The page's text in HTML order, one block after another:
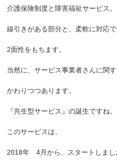
介護保険制度と障害福祉サービス。
線引きがある部分と、柔軟に対応
2面性をもちます。
当然に、サービス事業者さんに関
かわりつつあります。
『共生型サービス』の誕生ですね。
このサービスは、
2018年 4月から、スタートしまし